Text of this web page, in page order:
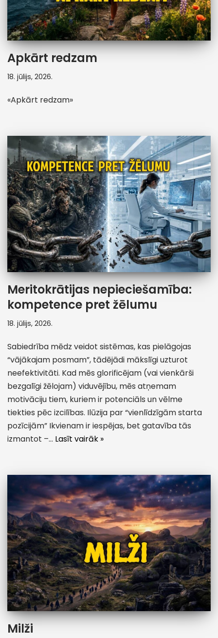
Apkārt redzam
18. jūlijs, 2026.
«Apkārt redzam»
Meritokrātijas nepieciešamība:
kompetence pret žēlumu
18. jūlijs, 2026.
Sabiedrība mēdz veidot sistēmas, kas pielāgojas
“vājākajam posmam”, tādējādi mākslīgi uzturot
neefektivitāti. Kad mēs glorificējam (vai vienkārši
bezgalīgi žēlojam) viduvējību, mēs atņemam
motivāciju tiem, kuriem ir potenciāls un vēlme
tiekties pēc izcilības. Ilūzija par “vienlīdzīgām starta
pozīcijām” Ikvienam ir iespējas, bet gatavība tās
izmantot –… Lasīt vairāk »
Milži